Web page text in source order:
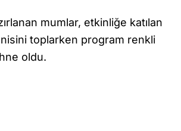
mumlar, etkinliğe katılan
toplarken program renkli
oldu.